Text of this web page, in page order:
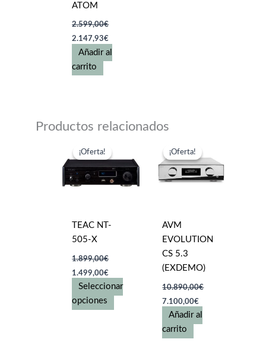
ATOM
2.599,00€
El
precio
original
era:
2.599,00€.
2.147,93€
precio
actual
Añadir al
carrito
Productos relacionados
¡Oferta!
¡Oferta!
TEAC NT-
505-X
1.899,00€
El
precio
original
era:
1.899,00€.
1.499,00€
precio
actual
1.499,00€.
Seleccionar
opciones
¡Oferta!
¡Oferta!
AVM
EVOLUTION
CS 5.3
(EXDEMO)
10.890,00€
El
precio
original
era:
10.890,00€.
7.100,00€
precio
actual
Añadir al
carrito